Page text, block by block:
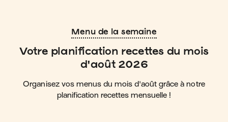
Menu de la semaine
Votre planification recettes du mois
d'août 2026
Organisez vos menus du mois d'août grâce à notre
planification recettes mensuelle !